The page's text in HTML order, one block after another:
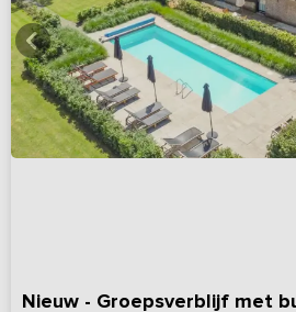
Nieuw - Groepsverblijf met